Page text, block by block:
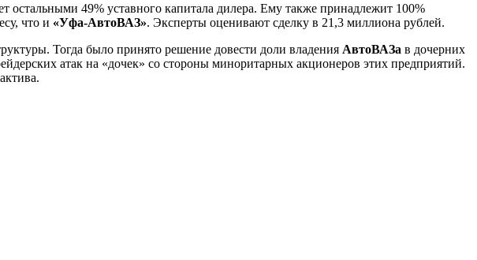
остальными 49% уставного капитала дилера. Ему также принадлежит 100%
что и «Уфа-АвтоВАЗ». Эксперты оценивают сделку в 21,3 миллиона рублей.
Тогда было принято решение довести доли владения АвтоВАЗа в дочерних
атак на «дочек» со стороны миноритарных акционеров этих предприятий.